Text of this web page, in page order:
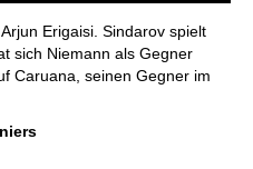
Erigaisi. Sindarov spielt
sich Niemann als Gegner
Caruana, seinen Gegner im